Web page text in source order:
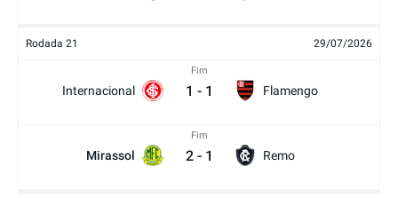
Rodada 21 29/07/2026
Internacional
Fim
1 - 1 Flamengo
Mirassol
Fim
2 - 1 Remo